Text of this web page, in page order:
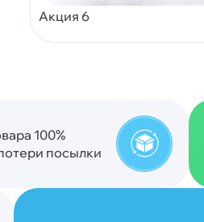
Акция 6
100%
посылки